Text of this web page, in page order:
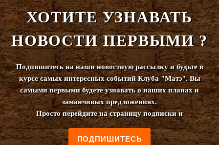
ХОТИТЕ УЗНАВАТЬ
НОВОСТИ ПЕРВЫМИ ?
Подпишитесь на наши новостную рассылку и будьте в
курсе самых интересных событий Клуба "Матэ". Вы
самыми первыми будете узнавать о наших планах и
заманчивых предложениях.
Просто перейдите на страницу подписки и
ПОДПИШИТЕСЬ